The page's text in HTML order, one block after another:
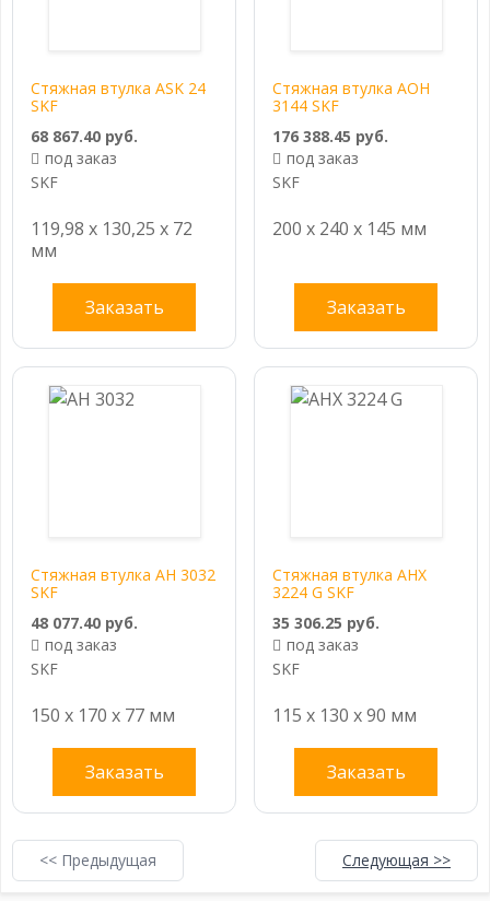
Стяжная втулка ASK 24
SKF
68 867.40 руб.
под заказ
SKF
119,98 x 130,25 x 72
мм
Заказать
Стяжная втулка AOH
3144 SKF
176 388.45 руб.
под заказ
SKF
200 x 240 x 145 мм
Заказать
Стяжная втулка AH 3032
SKF
48 077.40 руб.
под заказ
SKF
150 x 170 x 77 мм
Заказать
Стяжная втулка AHX
3224 G SKF
35 306.25 руб.
под заказ
SKF
115 x 130 x 90 мм
Заказать
<< Предыдущая Следующая >>